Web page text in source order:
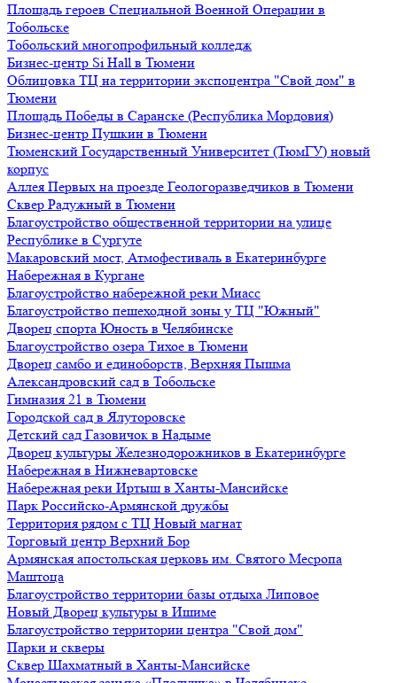
Площадь героев Специальной Военной Операции в
Тобольске
Тобольский многопрофильный колледж
Бизнес-центр Si Hall в Тюмени
Облицовка ТЦ на территории экспоцентра "Свой дом" в
Тюмени
Площадь Победы в Саранске (Республика Мордовия)
Бизнес-центр Пушкин в Тюмени
Тюменский Государственный Университет (ТюмГУ) новый
корпус
Аллея Первых на проезде Геологоразведчиков в Тюмени
Сквер Радужный в Тюмени
Благоустройство общественной территории на улице
Республике в Сургуте
Макаровский мост, Атмофестиваль в Екатеринбурге
Набережная в Кургане
Благоустройство набережной реки Миасс
Благоустройство пешеходной зоны у ТЦ "Южный"
Дворец спорта Юность в Челябинске
Благоустройство озера Тихое в Тюмени
Дворец самбо и единоборств, Верхняя Пышма
Александровский сад в Тобольске
Гимназия 21 в Тюмени
Городской сад в Ялуторовске
Детский сад Газовичок в Надыме
Дворец культуры Железнодорожников в Екатеринбурге
Набережная в Нижневартовске
Набережная реки Иртыш в Ханты-Мансийске
Парк Российско-Армянской дружбы
Территория рядом с ТЦ Новый магнат
Торговый центр Верхний Бор
Армянская апостольская церковь им. Святого Месропа
Маштоца
Благоустройство территории базы отдыха Липовое
Нoвый Двoрeц культуры в Ишимe
Благоустройство территории центра "Свой дом"
Парки и скверы
Сквер Шахматный в Ханты-Мансийске